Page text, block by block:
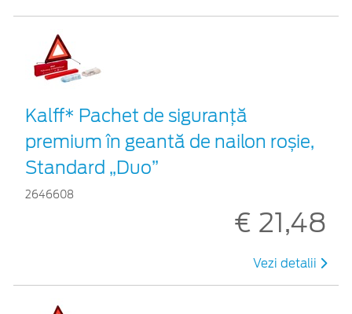
Kalff* Pachet de siguranţă
premium în geantă de nailon roșie,
Standard „Duo”
2646608
€ 21,48
Vezi detalii